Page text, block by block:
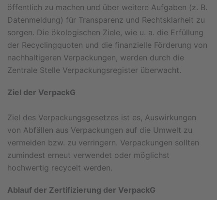
öffentlich zu machen und über weitere Aufgaben (z. B.
Datenmeldung) für Transparenz und Rechtsklarheit zu
sorgen. Die ökologischen Ziele, wie u. a. die Erfüllung
der Recyclingquoten und die finanzielle Förderung von
nachhaltigeren Verpackungen, werden durch die
Zentrale Stelle Verpackungsregister überwacht.
Ziel der VerpackG
Ziel des Verpackungsgesetzes ist es, Auswirkungen
von Abfällen aus Verpackungen auf die Umwelt zu
vermeiden bzw. zu verringern. Verpackungen sollten
zumindest erneut verwendet oder möglichst
hochwertig recycelt werden.
Ablauf der Zertifizierung der VerpackG